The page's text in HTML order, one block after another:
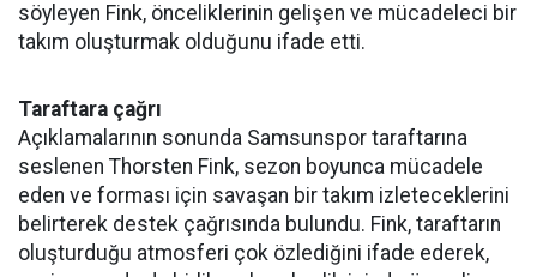
söyleyen Fink, önceliklerinin gelişen ve mücadeleci bir
takım oluşturmak olduğunu ifade etti.
Taraftara çağrı
Açıklamalarının sonunda Samsunspor taraftarına
seslenen Thorsten Fink, sezon boyunca mücadele
eden ve forması için savaşan bir takım izleteceklerini
belirterek destek çağrısında bulundu. Fink, taraftarın
oluşturduğu atmosferi çok özlediğini ifade ederek,